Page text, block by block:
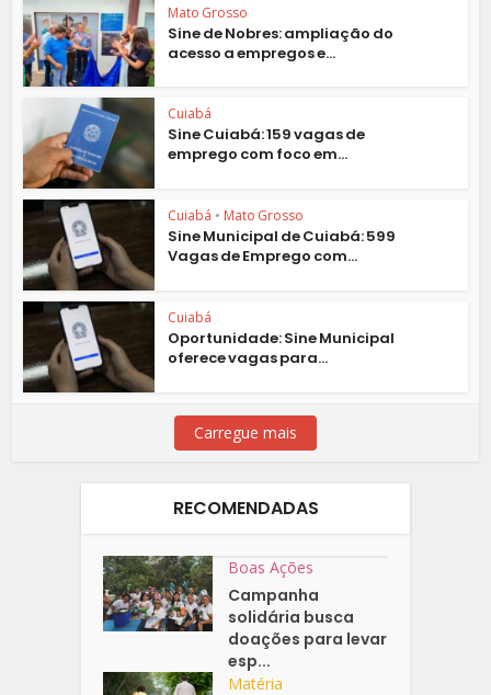
Mato Grosso
Sine de Nobres: ampliação do
acesso a empregos e...
Cuiabá
Sine Cuiabá: 159 vagas de
emprego com foco em...
Cuiabá • Mato Grosso
Sine Municipal de Cuiabá: 599
Vagas de Emprego com...
Cuiabá
Oportunidade: Sine Municipal
oferece vagas para...
Carregue mais
RECOMENDADAS
Boas Ações
Campanha
solidária busca
doações para levar
esp...
Matéria